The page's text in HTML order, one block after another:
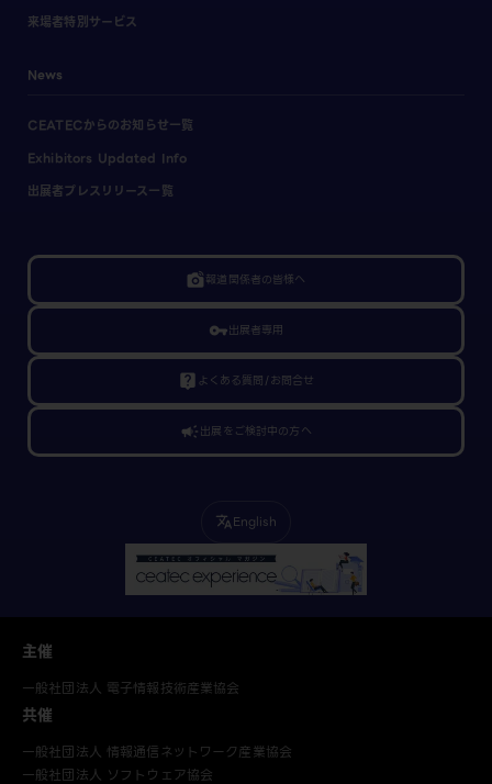
来場者特別サービス
News
CEATECからのお知らせ一覧
Exhibitors Updated Info
出展者プレスリリース一覧
linked_camera報道関係者の皆様へ
vpn_key出展者専用
live_help よくある質問/お問合せ
campaign出展をご検討中の方へ
translateEnglish
主催
一般社団法人 電子情報技術産業協会
共催
一般社団法人 情報通信ネットワーク産業協会
一般社団法人 ソフトウェア協会